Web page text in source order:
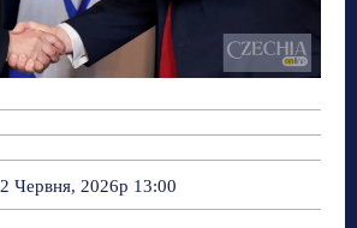
2 Червня, 2026р 13:00